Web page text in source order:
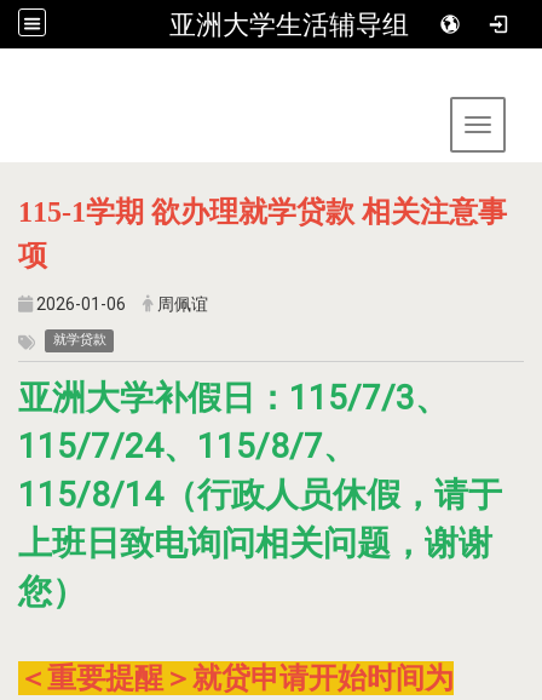
亚洲大学生活辅导组
Toggle
115-1学期 欲办理就学贷款 相关注意事
项
2026-01-06 周佩谊
就学贷款
亚洲大学补假日：115/7/3、
115/7/24、115/8/7、
115/8/14（行政人员休假，请于
上班日致电询问相关问题，谢谢
您）
＜重要提醒＞就贷申请开始时间为